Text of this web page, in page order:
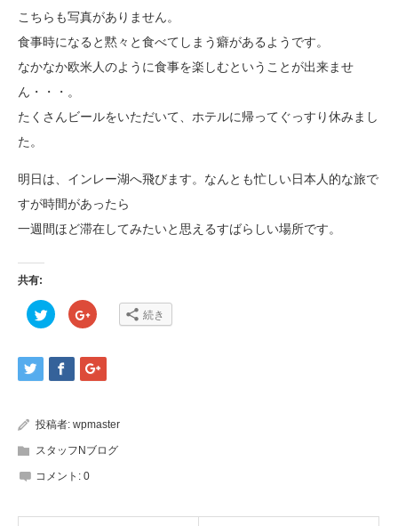
こちらも写真がありません。
食事時になると黙々と食べてしまう癖があるようです。
なかなか欧米人のように食事を楽しむということが出来ませ
ん・・・。
たくさんビールをいただいて、ホテルに帰ってぐっすり休みまし
た。
明日は、インレー湖へ飛びます。なんとも忙しい日本人的な旅で
すが時間があったら
一週間ほど滞在してみたいと思えるすばらしい場所です。
共有:
ク
リ
し
て
Twitter
で
(新
し
ウ
ィ
ン
ド
開
ク
リ
し
て
Google+
で
し
ウ
開
続き
投稿者: wpmaster
スタッフNブログ
コメント: 0